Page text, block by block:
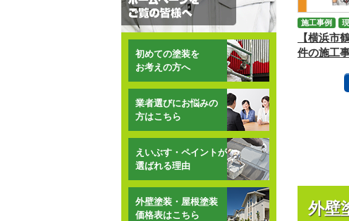
【横浜市
件の施工
施工事例
外壁
初めての塗装を
お考えの方へ
業者選びにお悩みの
方はこちら
えいぶす・ペイントが
選ばれる理由
外壁塗装・屋根塗装
価格表はこちら